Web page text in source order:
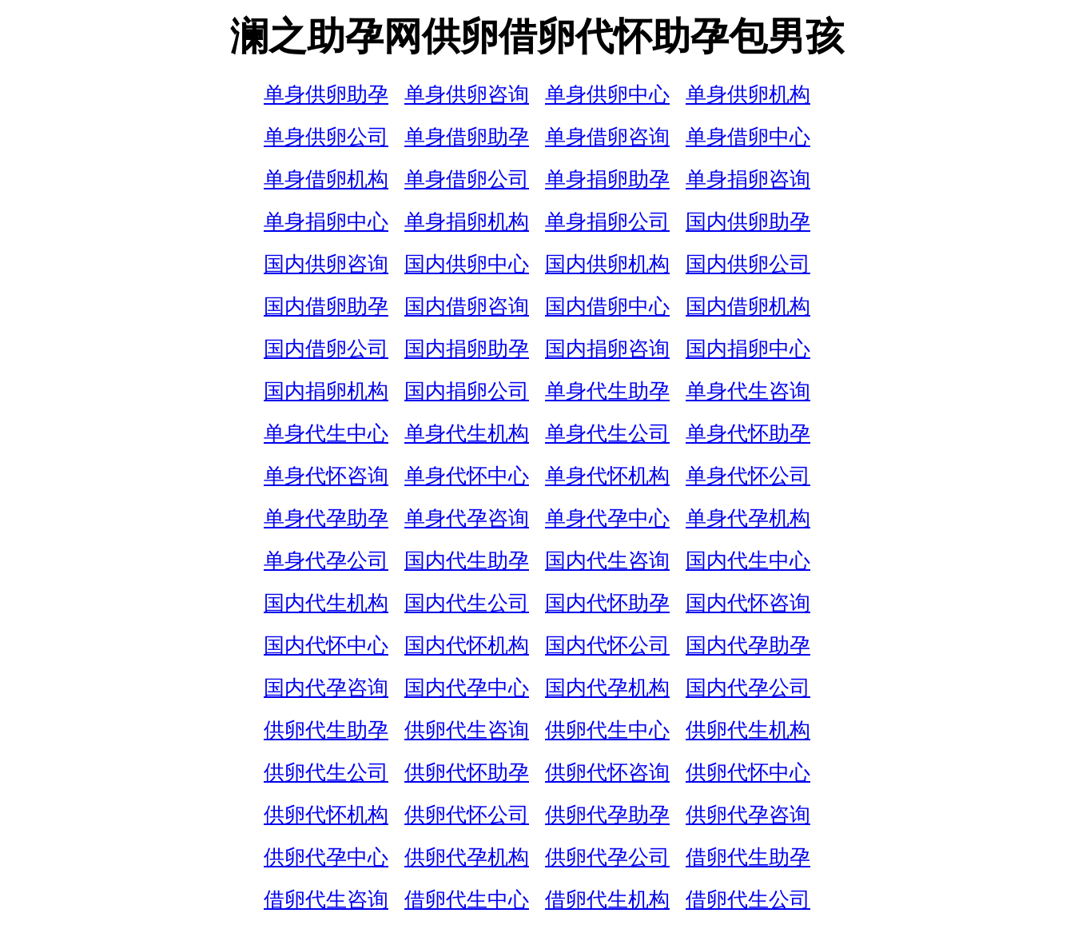
澜之助孕网供卵借卵代怀助孕包男孩
单身供卵助孕 单身供卵咨询 单身供卵中心
单身供卵机构
单身供卵公司
单身借卵助孕 单身借卵咨询
单身借卵中心
单身借卵机构
单身借卵公司 单身捐卵助孕
单身捐卵咨询
单身捐卵中心
单身捐卵机构 单身捐卵公司
国内供卵助孕
国内供卵咨询
国内供卵中心 国内供卵机构
国内供卵公司
国内借卵助孕
国内借卵咨询 国内借卵中心
国内借卵机构
国内借卵公司
国内捐卵助孕 国内捐卵咨询
国内捐卵中心
国内捐卵机构
国内捐卵公司 单身代生助孕
单身代生咨询
单身代生中心
单身代生机构 单身代生公司
单身代怀助孕
单身代怀咨询
单身代怀中心 单身代怀机构
单身代怀公司
单身代孕助孕
单身代孕咨询 单身代孕中心
单身代孕机构
单身代孕公司
国内代生助孕 国内代生咨询
国内代生中心
国内代生机构
国内代生公司 国内代怀助孕
国内代怀咨询
国内代怀中心
国内代怀机构 国内代怀公司
国内代孕助孕
国内代孕咨询
国内代孕中心 国内代孕机构
国内代孕公司
供卵代生助孕
供卵代生咨询 供卵代生中心
供卵代生机构
供卵代生公司
供卵代怀助孕 供卵代怀咨询
供卵代怀中心
供卵代怀机构
供卵代怀公司 供卵代孕助孕
供卵代孕咨询
供卵代孕中心
供卵代孕机构 供卵代孕公司
借卵代生助孕
借卵代生咨询
借卵代生中心 借卵代生机构
借卵代生公司